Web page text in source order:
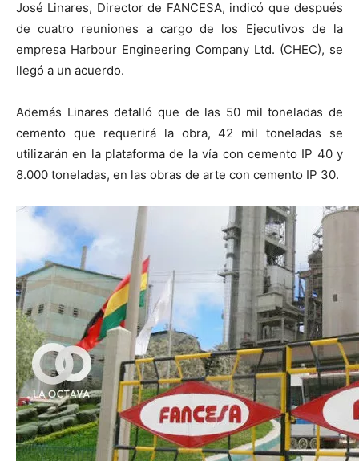
José Linares, Director de FANCESA, indicó que después
de cuatro reuniones a cargo de los Ejecutivos de la
empresa Harbour Engineering Company Ltd. (CHEC), se
llegó a un acuerdo.
Además Linares detalló que de las 50 mil toneladas de
cemento que requerirá la obra, 42 mil toneladas se
utilizarán en la plataforma de la vía con cemento IP 40 y
8.000 toneladas, en las obras de arte con cemento IP 30.